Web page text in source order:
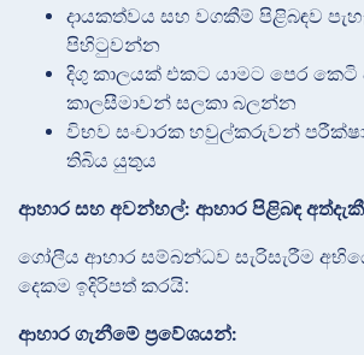
දායකත්වය සහ වගකීම් පිළිබඳව
පිහිටුවන්න
දිගු කාලයක් එකට යාමට පෙර
කාලසීමාවන් සලකා බලන්න
විභව සංචාරක හවුල්කරුවන්
තිබිය යුතුය
ආහාර සහ අවන්හල්: ආහාර පිළිබඳ
ගෝලීය ආහාර සම්බන්ධව සැරිසැරීම
දෙකම ඉදිරිපත් කරයි:
ආහාර ගැනීමේ ප්‍රවේශයන්: